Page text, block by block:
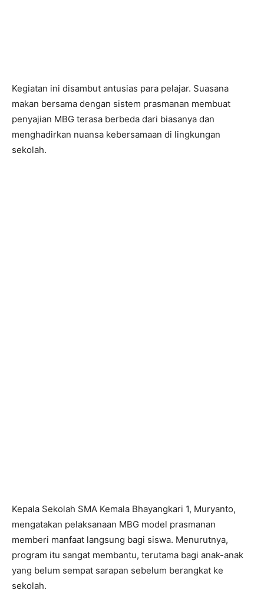
Kegiatan ini disambut antusias para pelajar. Suasana
makan bersama dengan sistem prasmanan membuat
penyajian MBG terasa berbeda dari biasanya dan
menghadirkan nuansa kebersamaan di lingkungan
sekolah.
Kepala Sekolah SMA Kemala Bhayangkari 1, Muryanto,
mengatakan pelaksanaan MBG model prasmanan
memberi manfaat langsung bagi siswa. Menurutnya,
program itu sangat membantu, terutama bagi anak-anak
yang belum sempat sarapan sebelum berangkat ke
sekolah.